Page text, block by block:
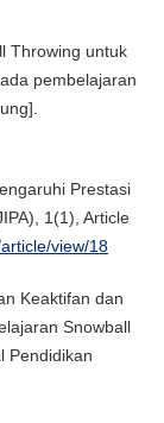
Throwing untuk
pembelajaran
Prestasi
1(1), Article
view/18
Keaktifan dan
Snowball
Pendidikan